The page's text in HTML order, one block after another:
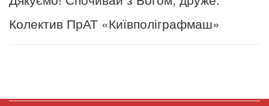
Колектив ПрАТ «Київполіграфмаш»